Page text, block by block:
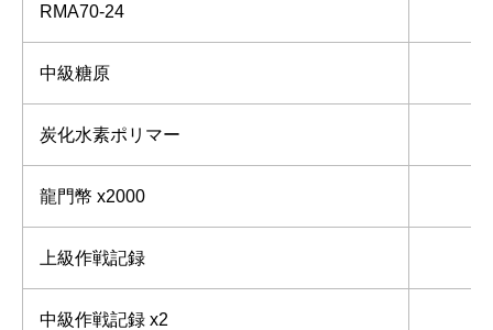
RMA70-24
中級糖原
炭化水素ポリマー
龍門幣 x2000
上級作戦記録
中級作戦記録 x2